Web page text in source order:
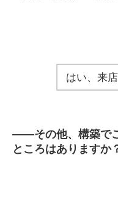
はい、来
――その他、構築で
ところはありますか